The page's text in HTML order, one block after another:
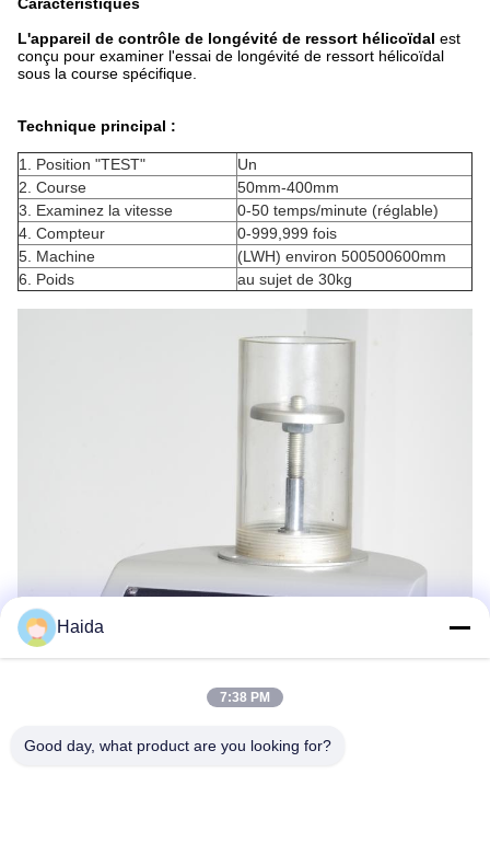
L'appareil de contrôle de longévité de ressort hélicoïdal est
conçu pour examiner l'essai de longévité de ressort hélicoïdal
sous la course spécifique.
Technique principal :
1. Position "TEST"
Un
2. Course
50mm-400mm
3. Examinez la vitesse
0-50 temps/minute (réglable)
4. Compteur
0-999,999 fois
5. Machine
(LWH) environ 500500600mm
6. Poids
au sujet de 30kg
Haida
7:38 PM
Good day, what product are you looking for?